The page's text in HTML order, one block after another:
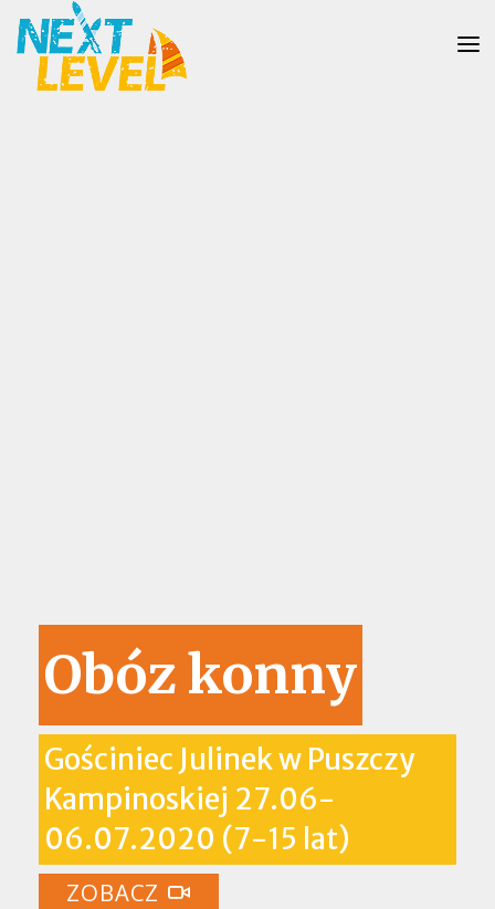
Obóz konny
Gościniec Julinek w Puszczy
Kampinoskiej 27.06-
06.07.2020 (7-15 lat)
ZOBACZ